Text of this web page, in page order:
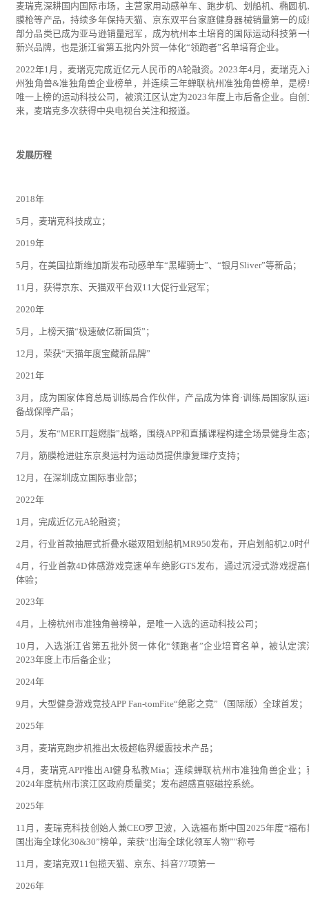
麦瑞克深耕国内国际市场，主营家用动感单车、跑步机、划船机、椭圆机
膜枪等产品，持续多年保持天猫、京东双平台家庭健身器械销量第一的成
部分品类已成为亚马逊销量冠军，成为杭州本土培育的国际运动科技第一
新兴品牌，也是浙江省第五批内外贸一体化“领跑者”名单培育企业。
2022年1月，麦瑞克完成近亿元人民币的A轮融资。2023年4月，麦瑞克入
州独角兽&准独角兽企业榜单，并连续三年蝉联杭州准独角兽榜单，是榜
唯一上榜的运动科技公司，被滨江区认定为2023年度上市后备企业。自创
来，麦瑞克多次获得中央电视台关注和报道。
发展历程
2018年
5月，麦瑞克科技成立；
2019年
5月，在美国拉斯维加斯发布动感单车“黑曜骑士”、“银月Sliver”等新品；
11月，获得京东、天猫双平台双11大促行业冠军；
2020年
5月，上榜天猫“极速破亿新国货”；
12月，荣获“天猫年度宝藏新品牌”
2021年
3月，成为国家体育总局训练局合作伙伴，产品成为体育·训练局国家队运
备战保障产品；
5月，发布“MERIT超燃脂”战略，围绕APP和直播课程构建全场景健身生态
7月，筋膜枪进驻东京奥运村为运动员提供康复理疗支持；
12月，在深圳成立国际事业部；
2022年
1月，完成近亿元A轮融资；
2月，行业首款抽屉式折叠水磁双阻划船机MR950发布，开启划船机2.0时
4月，行业首款4D体感游戏竞速单车绝影GTS发布，通过沉浸式游戏提高
体验；
2023年
4月，上榜杭州市准独角兽榜单，是唯一入选的运动科技公司；
10月，入选浙江省第五批外贸一体化“领跑者”企业培育名单，被认定滨
2023年度上市后备企业；
2024年
9月，大型健身游戏竞技APP Fan-tomFite“绝影之竞”（国际版）全球首发；
2025年
3月，麦瑞克跑步机推出太极超临界缓震技术产品；
4月，麦瑞克APP推出AI健身私教Mia；连续蝉联杭州市准独角兽企业；
2024年度杭州市滨江区政府质量奖；发布超感直驱磁控系统。
2025年
11月，麦瑞克科技创始人兼CEO罗卫波，入选福布斯中国2025年度“福布
国出海全球化30&30”榜单，荣获“出海全球化领军人物”"称号
11月，麦瑞克双11包揽天猫、京东、抖音77项第一
2026年